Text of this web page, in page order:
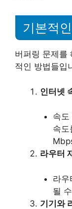
기본적
버퍼링 문제를
적인 방법들입
인터넷
속도
속도
라우터
라우
될
기기와